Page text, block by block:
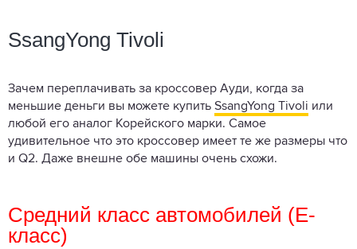
SsangYong Tivoli
Зачем переплачивать за кроссовер Ауди, когда за
меньшие деньги вы можете купить SsangYong Tivoli или
любой его аналог Корейского марки. Самое
удивительное что это кроссовер имеет те же размеры что
и Q2. Даже внешне обе машины очень схожи.
Средний класс автомобилей (Е-
класс)